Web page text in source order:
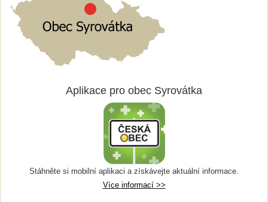
Aplikace pro obec Syrovátka
Stáhněte si mobilní aplikaci a získávejte aktuální informace.
Více informací >>